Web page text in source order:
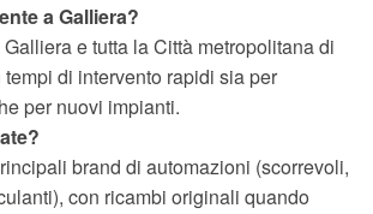
a Galliera?
e tutta la Città metropolitana di
di intervento rapidi sia per
per nuovi impianti.
brand di automazioni (scorrevoli,
con ricambi originali quando